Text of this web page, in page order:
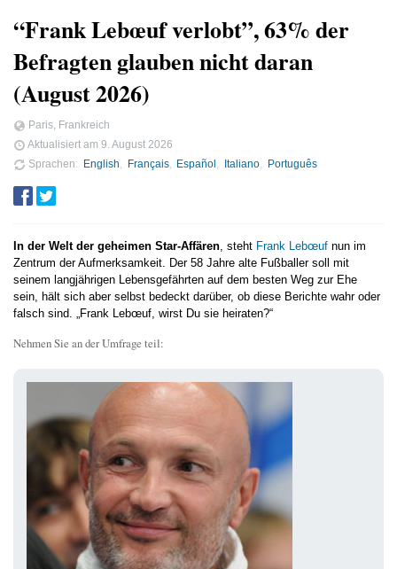
“Frank Lebœuf verlobt”, 63% der
Befragten glauben nicht daran
(August 2026)
Paris, Frankreich
Aktualisiert am 9. August 2026
Sprachen
English Français Español Italiano Português
In der Welt der geheimen Star-Affären, steht Frank Lebœuf nun im
Zentrum der Aufmerksamkeit. Der 58 Jahre alte Fußballer soll mit
seinem langjährigen Lebensgefährten auf dem besten Weg zur Ehe
sein, hält sich aber selbst bedeckt darüber, ob diese Berichte wahr oder
falsch sind. „Frank Lebœuf, wirst Du sie heiraten?“
Nehmen Sie an der Umfrage teil: